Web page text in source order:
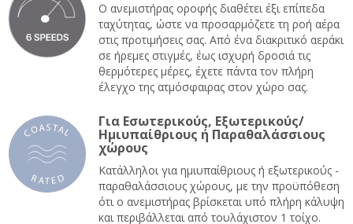
Ο ανεμιστήρας οροφής διαθέτει έξι επίπεδα
ταχύτητας, ώστε να προσαρμόζετε τη ροή αέρα
στις προτιμήσεις σας. Από ένα διακριτικό αεράκι
σε ήρεμες στιγμές, έως ισχυρή δροσιά τις
θερμότερες μέρες, έχετε πάντα τον πλήρη
έλεγχο της ατμόσφαιρας στον χώρο σας.
Για Εσωτερικούς, Εξωτερικούς/
Ημιυπαίθριους ή Παραθαλάσσιους
χώρους
Κατάλληλοι για ημιυπαίθριους ή εξωτερικούς -
παραθαλάσσιους χώρους, με την προϋπόθεση
ότι ο ανεμιστήρας βρίσκεται υπό πλήρη κάλυψη
και περιβάλλεται από τουλάχιστον 1 τοίχο.